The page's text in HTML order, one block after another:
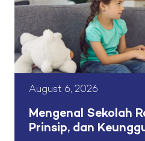
August 6, 2026
Mengenal Sekolah
Prinsip, dan